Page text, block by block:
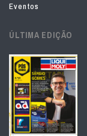
Eventos
ÚLTIMA EDIÇÃO